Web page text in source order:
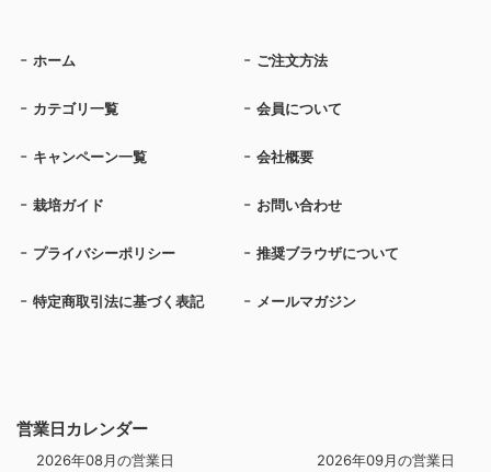
営業日カレンダー
2026年08月の営業日 2026年09月の営業日
ホーム ご注文方法
カテゴリ一覧 会員について
キャンペーン一覧 会社概要
栽培ガイド お問い合わせ
プライバシーポリシー 推奨ブラウザについて
特定商取引法に基づく表記 メールマガジン